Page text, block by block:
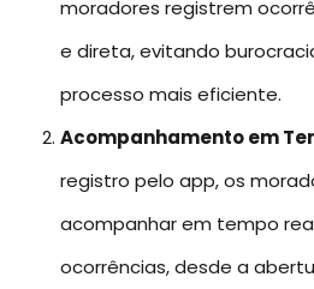
moradores registrem
e direta, evitando
processo mais eficiente.
Acompanhamento em
registro pelo app, os
acompanhar em tempo
ocorrências, desde a